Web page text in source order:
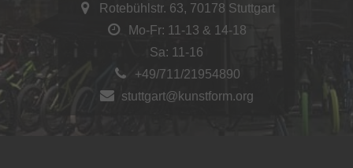
Rotebühlstr. 63, 70178 Stuttgart
Mo-Fr: 11-13 & 14-18
Sa: 11-16
+49/711/21954890
stuttgart@kunstform.org